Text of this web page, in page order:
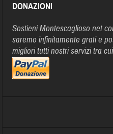
DONAZIONI
Sostieni Montescaglioso.net
saremo infinitamente grati e
migliori tutti nostri servizi tra